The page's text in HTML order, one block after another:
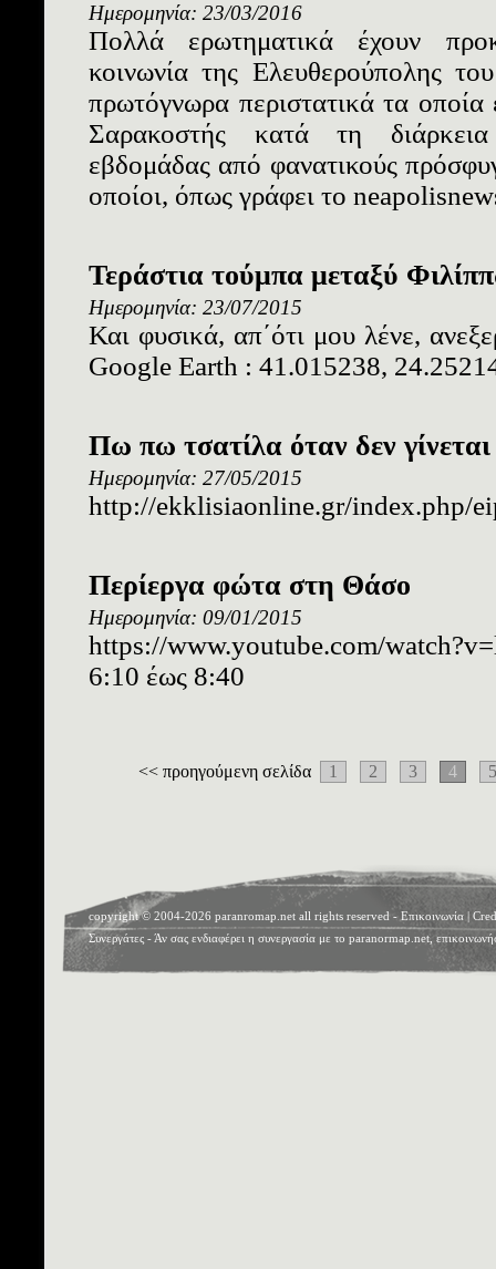
Ημερομηνία: 23/03/2016
Πολλά ερωτηματικά έχουν
κοινωνία της Ελευθερούπολης
πρωτόγνωρα περιστατικά τα
Σαρακοστής κατά τη
εβδομάδας από φανατικούς
οποίοι, όπως γράφει το
Τεράστια τούμπα μεταξύ
Ημερομηνία: 23/07/2015
Και φυσικά, απ΄ότι μου λένε,
Google Earth : 41.015238,
Πω πω τσατίλα όταν δεν γίνεται
Ημερομηνία: 27/05/2015
http://ekklisiaonline.gr/index.php/
Περίεργα φώτα στη Θάσο
Ημερομηνία: 09/01/2015
https://www.youtube.com/
6:10 έως 8:40
<< προηγούμενη σελίδα 1 2 3 4 5
copyright © 2004-2026 paranromap.net all rights reserved - Επικοινωνία |
Συνεργάτες - Άν σας ενδιαφέρει η συνεργασία με το paranormap.net,